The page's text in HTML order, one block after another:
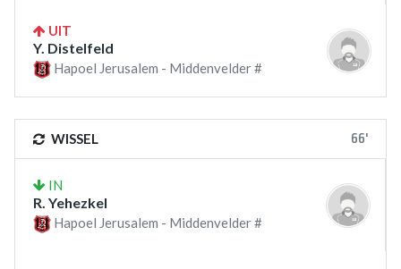
UIT
Y. Distelfeld
Hapoel Jerusalem - Middenvelder #
WISSEL 66'
IN
R. Yehezkel
Hapoel Jerusalem - Middenvelder #